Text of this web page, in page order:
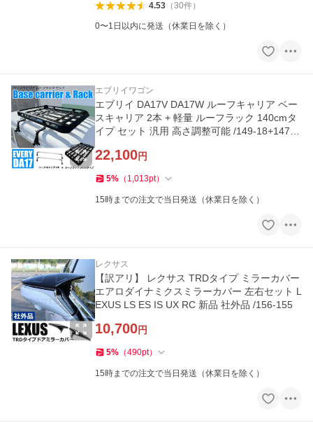
4.53（30件）
0〜1日以内に発送（休業日を除く）
エブリイワゴン
エブリイ DA17V DA17W ルーフキャリア ベー
スキャリア 2本 + 軽量 ルーフラック 140cmタ
イプ セット 汎用 高さ調整可能 /149-18+147-1
22,100円
5% （ 1,013pt）
15時までの注文で当日発送（休業日を除く）
レクサス
【訳アリ】 レクサス TRDタイプ ミラーカバー
エアロダイナミクスミラーカバー 左右セット L
EXUS LS ES IS UX RC 新品 社外品 /156-155
10,700円
5% （490pt）
15時までの注文で当日発送（休業日を除く）